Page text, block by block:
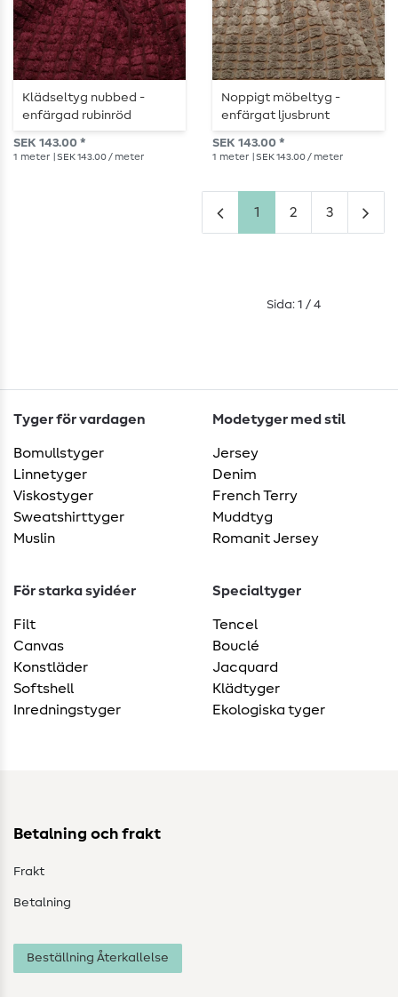
Klädseltyg nubbed -
enfärgad rubinröd
SEK 143.00 *
1 meter | SEK 143.00 / meter
Noppigt möbeltyg -
enfärgat ljusbrunt
SEK 143.00 *
1 meter | SEK 143.00 / meter
1 2 3
Sida: 1 / 4
Tyger för vardagen
Bomullstyger
Linnetyger
Viskostyger
Sweatshirttyger
Muslin
Modetyger med stil
Jersey
Denim
French Terry
Muddtyg
Romanit Jersey
För starka syidéer
Filt
Canvas
Konstläder
Softshell
Inredningstyger
Specialtyger
Tencel
Bouclé
Jacquard
Klädtyger
Ekologiska tyger
Betalning och frakt
Frakt
Betalning
Beställning Återkallelse